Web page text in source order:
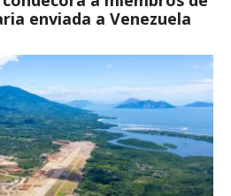
enviada a Venezuela